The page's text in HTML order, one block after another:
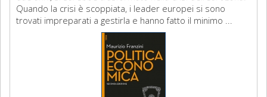
Quando la crisi è scoppiata, i leader europei si sono
trovati impreparati a gestirla e hanno fatto il minimo ...